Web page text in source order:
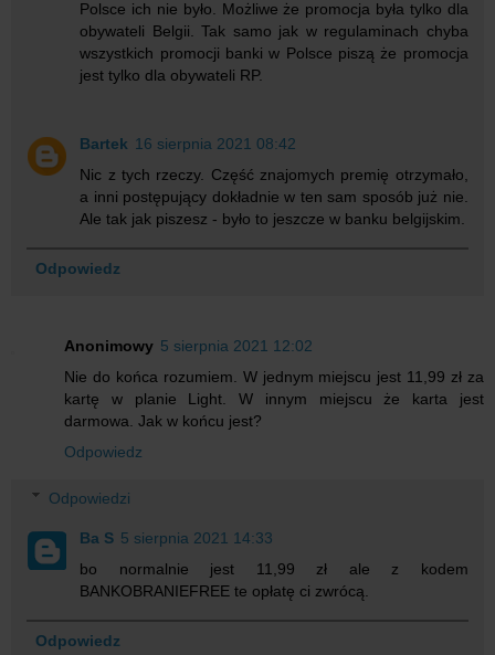
Polsce ich nie było. Możliwe że promocja była tylko dla
obywateli Belgii. Tak samo jak w regulaminach chyba
wszystkich promocji banki w Polsce piszą że promocja
jest tylko dla obywateli RP.
Bartek 16 sierpnia 2021 08:42
Nic z tych rzeczy. Część znajomych premię otrzymało,
a inni postępujący dokładnie w ten sam sposób już nie.
Ale tak jak piszesz - było to jeszcze w banku belgijskim.
Odpowiedz
Anonimowy 5 sierpnia 2021 12:02
Nie do końca rozumiem. W jednym miejscu jest 11,99 zł za
kartę w planie Light. W innym miejscu że karta jest
darmowa. Jak w końcu jest?
Odpowiedz
Odpowiedzi
Ba S 5 sierpnia 2021 14:33
bo normalnie jest 11,99 zł ale z kodem
BANKOBRANIEFREE te opłatę ci zwrócą.
Odpowiedz